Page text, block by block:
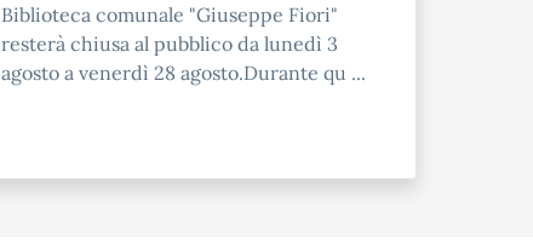
Biblioteca comunale "Giuseppe Fiori"
resterà chiusa al pubblico da lunedì 3
agosto a venerdì 28 agosto.Durante qu ...